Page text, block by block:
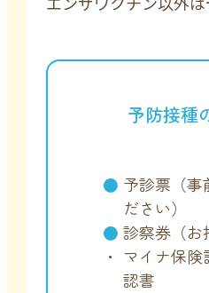
予防接種
予診票（事
ださい）
診察券（お
マイナ保険
認書